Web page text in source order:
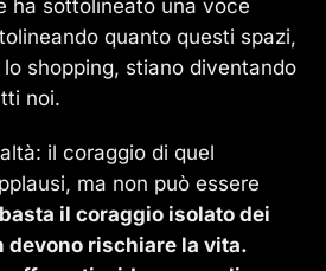
ha sottolineato una voce
quanto questi spazi,
shopping, stiano diventando
noi.
il coraggio di quel
ma non può essere
il coraggio isolato dei
devono rischiare la vita.